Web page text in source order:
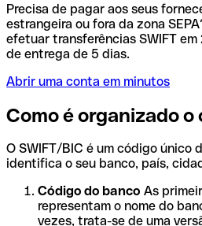
Precisa de pagar aos seus
estrangeira ou fora da zona
efetuar transferências SWIFT em
de entrega de 5 dias.
Abrir uma conta em minutos
Como é organizado o
O SWIFT/BIC é um código único
identifica o seu banco, país,
Código do banco As
representam o nome do
vezes, trata-se de uma